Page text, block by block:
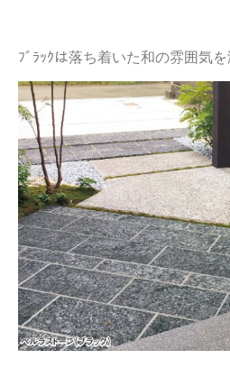
ﾌﾞﾗｯｸは落ち着いた和の雰囲気を